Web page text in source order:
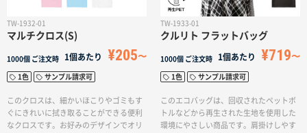
TW-1932-01
マルチクロス(S)
1000個 ご注文時 1個あたり ¥205
1色 サンプル請求可
このクロスは、細かいほこりやゴミもす
ぐにきれいに拭き取ることができる便利
なクロスです。お好みのデザインでオリ
TW-1933-01
クルリト フラットバッグ
1000個 ご注文時 1個あたり ¥719
1色 サンプル請求可
このエコバッグは、回収されたペットボ
トルなどから再生された生地を使用した
環境にやさしい商品です。肩掛けしやす